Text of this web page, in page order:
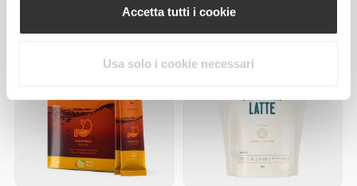
Accetta tutti i cookie
Usa solo i cookie necessari
500 g